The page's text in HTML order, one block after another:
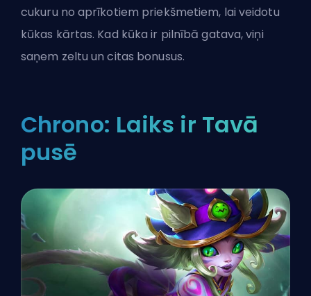
cukuru no aprīkotiem priekšmetiem, lai veidotu
kūkas kārtas. Kad kūka ir pilnībā gatava, viņi
saņem zeltu un citas bonusus.
Chrono: Laiks ir Tavā
pusē